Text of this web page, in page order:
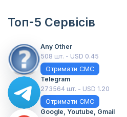
Топ-5 Сервісів
Any Other
508 шт. - USD 0.45
Отримати СМС
Telegram
273564 шт. - USD 1.20
Отримати СМС
Google, Youtube, Gmail